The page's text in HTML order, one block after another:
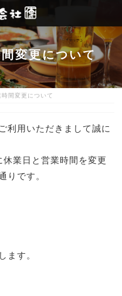
変更について
間変更について
利用いただきまして誠に
業日と営業時間を変更
りです。
ます。